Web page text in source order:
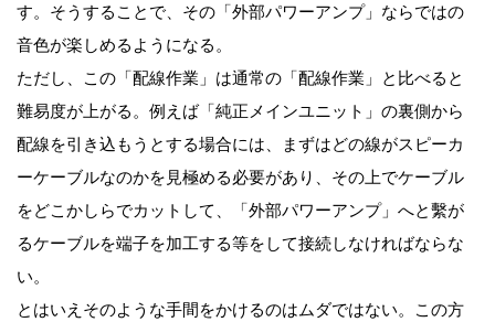
す。そうすることで、その「外部パワーアンプ」ならではの
音色が楽しめるようになる。
ただし、この「配線作業」は通常の「配線作業」と比べると
難易度が上がる。例えば「純正メインユニット」の裏側から
配線を引き込もうとする場合には、まずはどの線がスピーカ
ーケーブルなのかを見極める必要があり、その上でケーブル
をどこかしらでカットして、「外部パワーアンプ」へと繫が
るケーブルを端子を加工する等をして接続しなければならな
い。
とはいえそのような手間をかけるのはムダではない。この方